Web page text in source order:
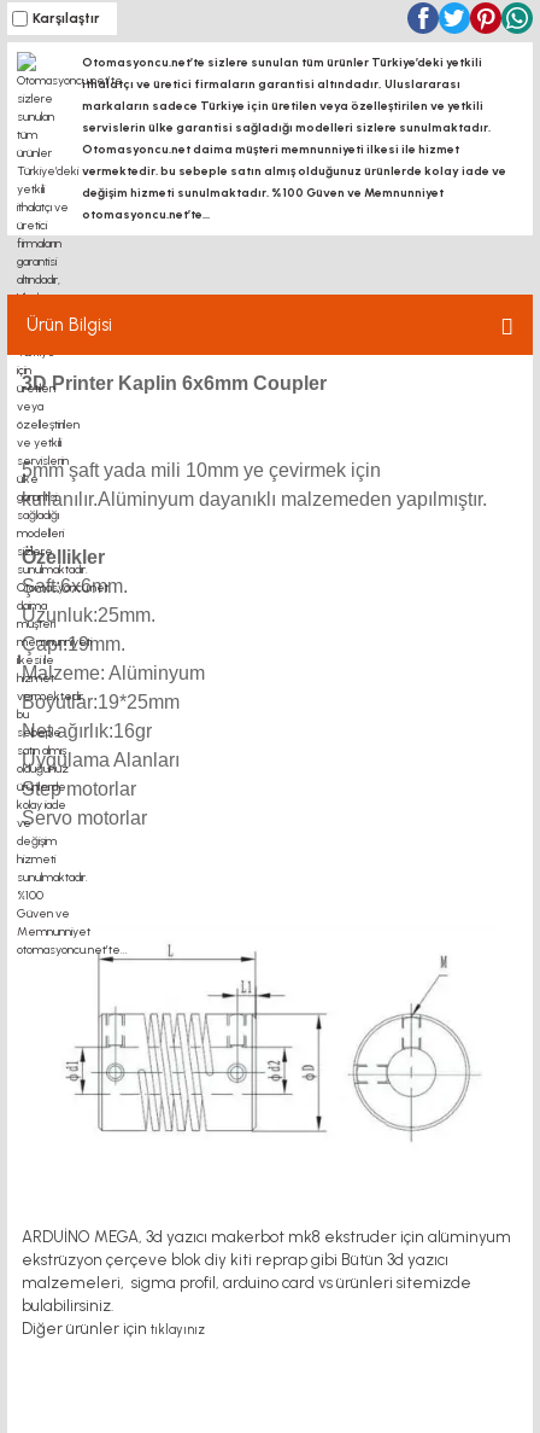
Karşılaştır
Otomasyoncu.net’te sizlere sunulan tüm ürünler Türkiye’deki yetkili
ithalatçı ve üretici firmaların garantisi altındadır, Uluslararası
markaların sadece Türkiye için üretilen veya özelleştirilen ve yetkili
servislerin ülke garantisi sağladığı modelleri sizlere sunulmaktadır.
Otomasyoncu.net daima müşteri memnunniyeti ilkesi ile hizmet
vermektedir. bu sebeple satın almış olduğunuz ürünlerde kolay iade ve
değişim hizmeti sunulmaktadır. %100 Güven ve Memnunniyet
otomasyoncu.net’te...
Ürün Bilgisi
3D Printer Kaplin 6x6mm Coupler
5mm şaft yada mili 10mm ye çevirmek için
kullanılır.Alüminyum dayanıklı malzemeden yapılmıştır.
Özellikler
Şaft:6x6mm.
Uzunluk:25mm.
Çapı:19mm.
Malzeme: Alüminyum
Boyutlar:19*25mm
Net ağırlık:16gr
Uygulama Alanları
Step motorlar
Servo motorlar
ARDUİNO MEGA, 3d yazıcı makerbot mk8 ekstruder için alüminyum
ekstrüzyon çerçeve blok diy kiti reprap gibi Bütün 3d yazıcı
malzemeleri, sigma profil, arduino card vs ürünleri sitemizde
bulabilirsiniz.
Diğer ürünler için tıklayınız